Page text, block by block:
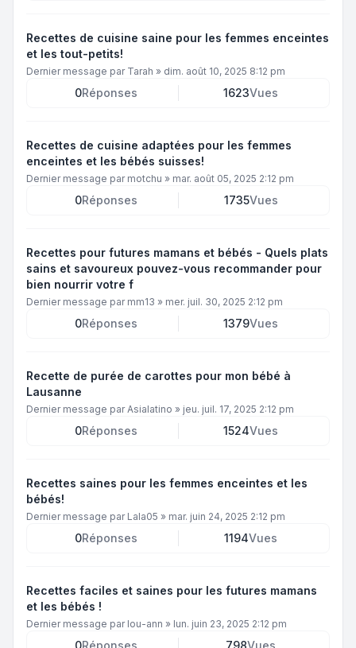
Recettes de cuisine saine pour les femmes enceintes
et les tout-petits!
Dernier message par Tarah » dim. août 10, 2025 8:12 pm
0Réponses 1623Vues
Recettes de cuisine adaptées pour les femmes
enceintes et les bébés suisses!
Dernier message par motchu » mar. août 05, 2025 2:12 pm
0Réponses 1735Vues
Recettes pour futures mamans et bébés - Quels plats
sains et savoureux pouvez-vous recommander pour
bien nourrir votre f
Dernier message par mm13 » mer. juil. 30, 2025 2:12 pm
0Réponses 1379Vues
Recette de purée de carottes pour mon bébé à
Lausanne
Dernier message parAsialatino » jeu. juil. 17, 2025 2:12 pm
0Réponses 1524Vues
Recettes saines pour les femmes enceintes et les
bébés!
Dernier message par Lala05 » mar. juin 24, 2025 2:12 pm
0Réponses 1194Vues
Recettes faciles et saines pour les futures mamans
et les bébés !
Dernier message par lou-ann » lun. juin 23, 2025 2:12 pm
0Réponses 798Vues